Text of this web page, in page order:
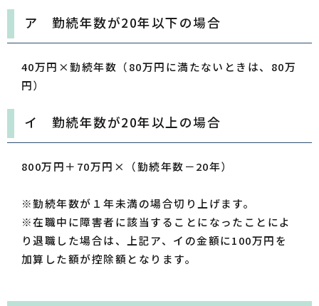
ア 勤続年数が20年以下の場合
40万円×勤続年数（80万円に満たないときは、80万
円）
イ 勤続年数が20年以上の場合
800万円＋70万円×（勤続年数－20年）
※勤続年数が１年未満の場合切り上げます。
※在職中に障害者に該当することになったことによ
り退職した場合は、上記ア、イの金額に100万円を
加算した額が控除額となります。